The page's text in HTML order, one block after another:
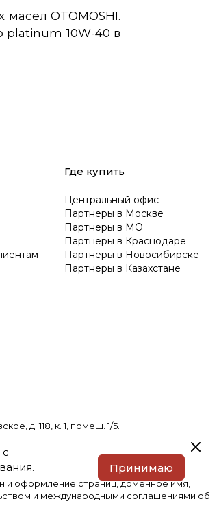
OTOMOSHI.
platinum 10W-40 в
Где купить
Центральный офис
Партнеры в Москве
Партнеры в МО
Партнеры в Краснодаре
Партнеры в Новосибирске
Партнеры в Казахстане
д. 118, к. 1, помещ. 1/5.
и оформление страниц, доменное имя,
и международными соглашениями об
Принимаю